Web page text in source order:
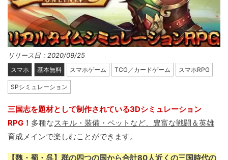
リリース日：2020/09/25
スマホ 基本無料 スマホゲーム TCG／カードゲーム スマホRPG
SPシミュレーション
三国志を題材として制作されている3Dシミュレーション
RPG！ 多種なスキル・装備・ペットなど、豊富な戦闘＆英雄
育成メインで楽しむことができます。
【魏・蜀・呉】群の四つの国から合計80人近くの三国時代の